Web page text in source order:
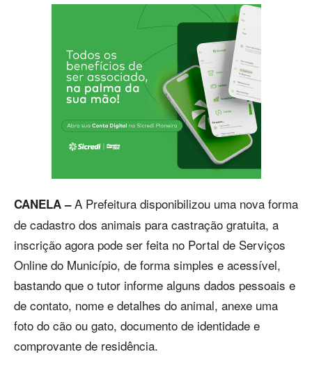
CANELA –A Prefeitura disponibilizou uma nova forma
de cadastro dos animais para castração gratuita, a
inscrição agora pode ser feita no Portal de Serviços
Online do Município, de forma simples e acessível,
bastando que o tutor informe alguns dados pessoais e
de contato, nome e detalhes do animal, anexe uma
foto do cão ou gato, documento de identidade e
comprovante de residência.